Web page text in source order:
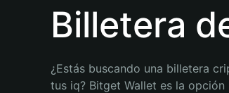
Bahasa Indonesia
Billetera
¿Estás buscando una billetera
tus iq? Bitget Wallet es la